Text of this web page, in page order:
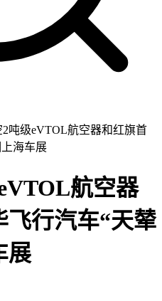
2吨级eVTOL航空器和红旗首
海车展
航空器
行汽车“天辇
展